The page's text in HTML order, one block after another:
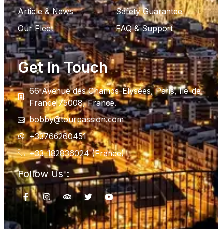
Article & News
Our Fleet
Safety Guarantee
FAQ & Support
Get In Touch
66 Avenue des Champs-Élysées, Paris, Ile-de-
France 75008, France.
bobby@tourpassion.com
+33766260451
+33-182836024 (France)
Follow Us :